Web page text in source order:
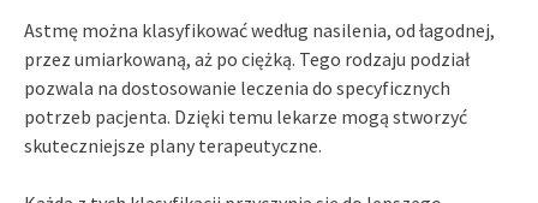
Astmę można klasyfikować według nasilenia, od łagodnej,
przez umiarkowaną, aż po ciężką. Tego rodzaju podział
pozwala na dostosowanie leczenia do specyficznych
potrzeb pacjenta. Dzięki temu lekarze mogą stworzyć
skuteczniejsze plany terapeutyczne.